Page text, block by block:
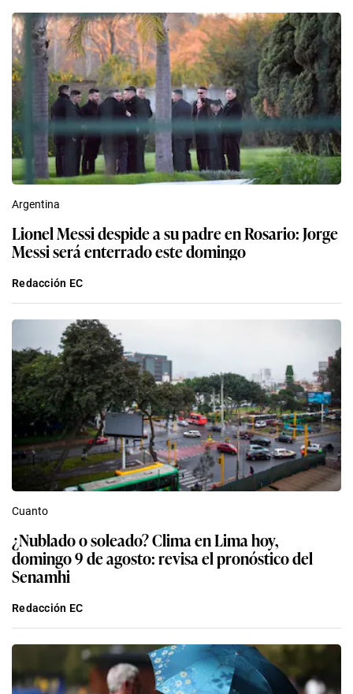
Argentina
Lionel Messi despide a su padre en Rosario: Jorge
Messi será enterrado este domingo
Redacción EC
Cuanto
¿Nublado o soleado? Clima en Lima hoy,
domingo 9 de agosto: revisa el pronóstico del
Senamhi
Redacción EC